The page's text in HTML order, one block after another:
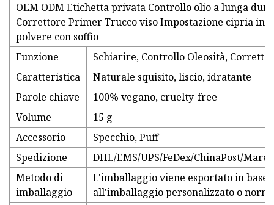
OEM ODM Etichetta privata Controllo olio a lunga
Correttore Primer Trucco viso Impostazione cipria in
polvere con soffio
Funzione
Schiarire, Controllo Oleosità,
Caratteristica
Naturale squisito, liscio, idratante
Parole chiave
100% vegano, cruelty-free
Volume
15 g
Accessorio
Specchio, Puff
Spedizione
DHL/EMS/UPS/FeDex/ChinaPost/
Metodo di
imballaggio
L'imballaggio viene esportato in base
all'imballaggio personalizzato o